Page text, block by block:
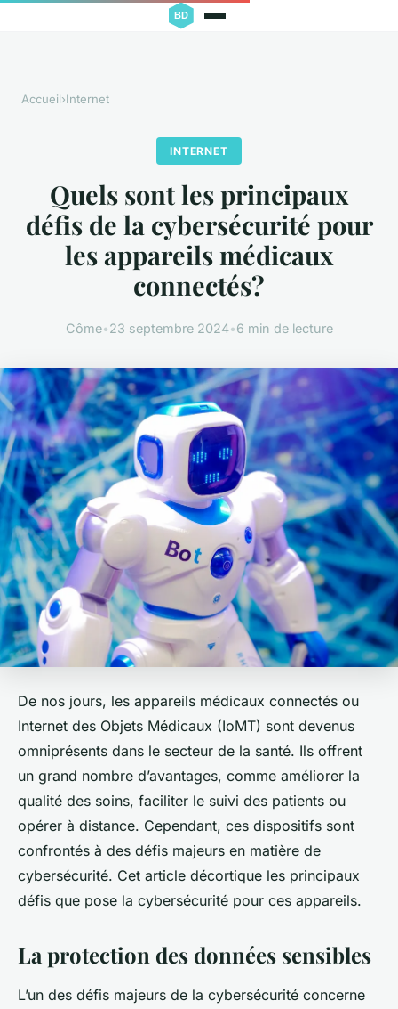
Accueil›Internet
INTERNET
Quels sont les principaux
défis de la cybersécurité pour
les appareils médicaux
connectés?
Côme•23 septembre 2024•6 min de lecture
De nos jours, les appareils médicaux connectés ou
Internet des Objets Médicaux (IoMT) sont devenus
omniprésents dans le secteur de la santé. Ils offrent
un grand nombre d’avantages, comme améliorer la
qualité des soins, faciliter le suivi des patients ou
opérer à distance. Cependant, ces dispositifs sont
confrontés à des défis majeurs en matière de
cybersécurité. Cet article décortique les principaux
défis que pose la cybersécurité pour ces appareils.
La protection des données sensibles
L’un des défis majeurs de la cybersécurité concerne